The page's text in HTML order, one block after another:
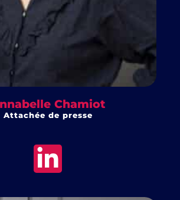
Chamiot
Attachée de presse